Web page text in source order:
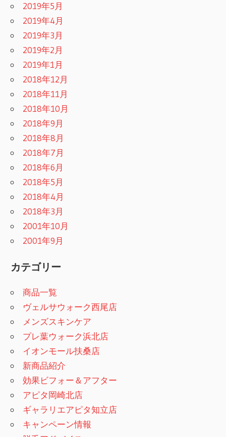
2019年5月
2019年4月
2019年3月
2019年2月
2019年1月
2018年12月
2018年11月
2018年10月
2018年9月
2018年8月
2018年7月
2018年6月
2018年5月
2018年4月
2018年3月
2001年10月
2001年9月
カテゴリー
商品一覧
ヴェルサウォーク西尾店
メンズスキンケア
プレ葉ウォーク浜北店
イオンモール扶桑店
新商品紹介
効果ビフォー＆アフター
アピタ岡崎北店
ギャラリエアピタ知立店
キャンペーン情報